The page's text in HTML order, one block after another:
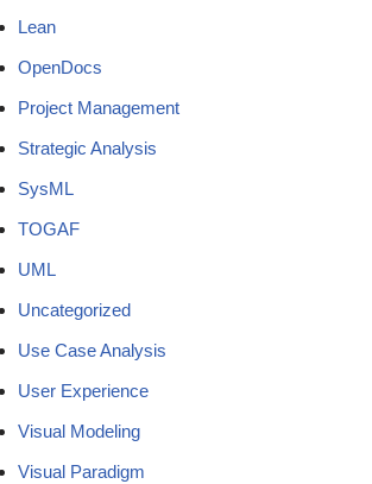
Lean
OpenDocs
Project Management
Strategic Analysis
SysML
TOGAF
UML
Uncategorized
Use Case Analysis
User Experience
Visual Modeling
Visual Paradigm